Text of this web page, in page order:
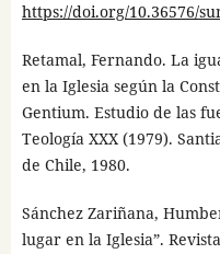
https://doi.org/10.36576/
Retamal, Fernando. La
en la Iglesia según la
Gentium. Estudio de las
Teología XXX (1979).
de Chile, 1980.
Sánchez Zariñana,
lugar en la Iglesia”.